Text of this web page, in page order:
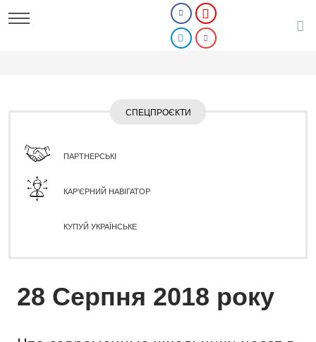
СПЕЦПРОЄКТИ
ПАРТНЕРСЬКІ
КАР'ЄРНИЙ НАВІГАТОР
КУПУЙ УКРАЇНСЬКЕ
28 Серпня 2018 року